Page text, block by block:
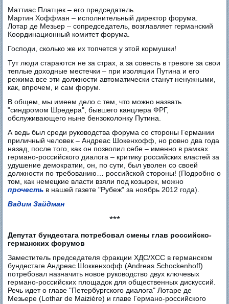
Маттиас Платцек – его председатель.
Мартин Хоффман – исполнительный директор форума.
Лотар де Мезьер – сопредседатель, возглавляет германский
Координационный комитет форума.
Господи, сколько же их топчется у этой кормушки!
Тут люди стараются не за страх, а за совесть в тревоге за свои
теплые доходные местечки – при изоляции Путина и его
режима все эти должности автоматически станут ненужными,
как, впрочем, и сам форум.
В общем, мы имеем дело с тем, что можно назвать
"синдромом Шредера", бывшего канцлера ФРГ,
обслуживающего ныне бензоколонку Путина.
А ведь был среди руководства форума со стороны Германии
приличный человек – Андреас Шокенхофф, но ровно два года
назад, после того, как он позволил себе – именно в рамках
германо-российского диалога – критику российских властей за
удушение демократии, он, по сути, был уволен со своей
должности по требованию… российской стороны! (Подробно о
том, как немецкие власти взяли под козырек, можно
прочесть в нашей газете "Рубеж" за ноябрь 2012 года).
Вадим Зайдман
***
Депутат бундестага потребовал смены глав российско-
германских форумов
Заместитель председателя фракции ХДС/ХСС в германском
бундестаге Андреас Шоккенхофф (Andreas Schockenhoff)
потребовал назначить новое руководство двух ключевых
германо-российских площадок для общественных дискуссий.
Речь идет о главе "Петербургского диалога" Лотаре де
Мезьере (Lothar de Maizière) и главе Германо-российского